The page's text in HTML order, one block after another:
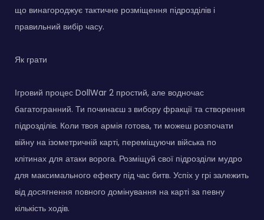
що винагороджує тактичне розміщення підрозділів і
правильний вибір часу.
Як грати
Ігровий процес DollWar 2 простий, але водночас
багатогранний. Ти починаєш з вибору фракції та створення
підрозділів. Коли твоя армія готова, ти можеш розпочати
війну на ізометричній карті, переміщуючи війська по
клітинах для атаки ворога. Розміщуй свої підрозділи мудро
для максимального ефекту під час битв. Успіх у грі залежить
від досягнення повного домінування на карті за певну
кількість ходів.